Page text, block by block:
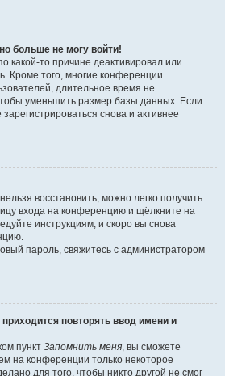
больше не могу войти!
какой-то причине деактивировал или
Кроме того, многие конференции
длительное время не
уменьшить размер базы данных. Если
снова и активнее
восстановить, можно легко получить
входа на конференцию и щёлкните на
инструкциям, и скоро вы снова
пароль, свяжитесь с администратором
повторять ввод имени и
пункт Запомнить меня, вы сможете
на конференции только некоторое
для того, чтобы никто другой не смог